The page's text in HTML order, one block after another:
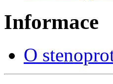
Informace
O